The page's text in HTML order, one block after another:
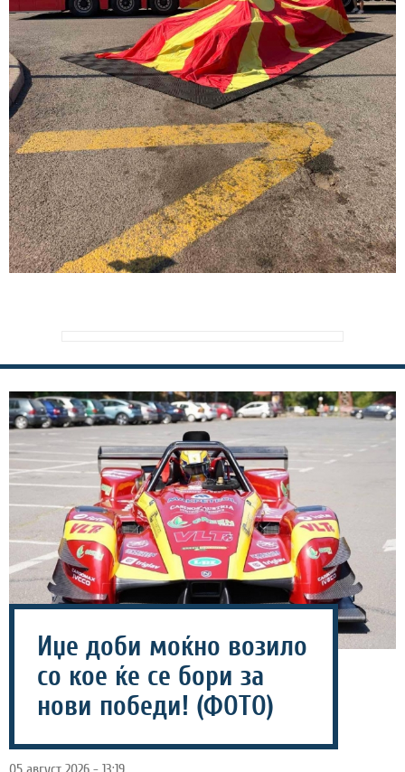
Иџе доби моќно возило
со кое ќе се бори за
нови победи! (ФОТО)